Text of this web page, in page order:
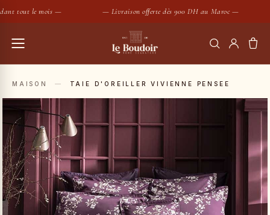
tout le mois — — Livraison offerte dès 900 DH au Maroc —
RECHERCHER
SUGGESTIONS : Housses de couette Coussins
Bougies Peignoirs
MAISON — TAIE D'OREILLER VIVIENNE PENSEE